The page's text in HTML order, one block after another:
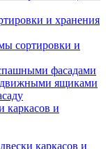
и хранения
сортировки и
фасадами
ящиками
каркасов и
каркасов и